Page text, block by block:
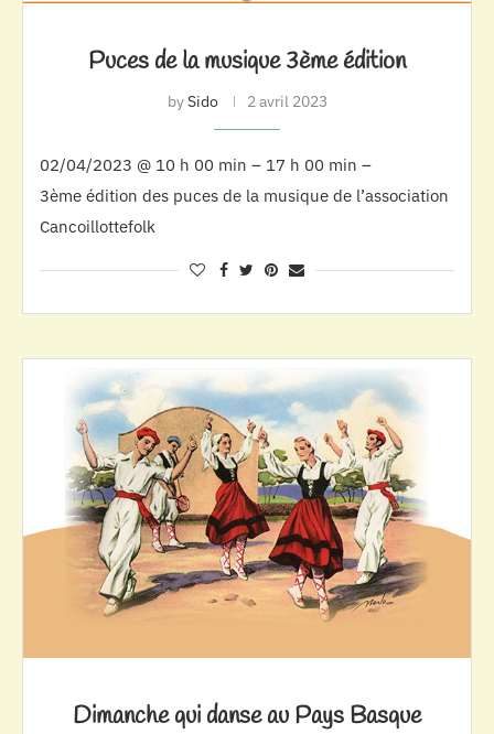
Puces de la musique 3ème édition
bySido 2 avril 2023
02/04/2023 @ 10 h 00 min – 17 h 00 min –
3ème édition des puces de la musique de l’association
Cancoillottefolk
Dimanche qui danse au Pays Basque